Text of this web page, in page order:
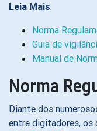
Leia Mais:
Norma
Guia de
Manual de
Norma
Diante dos
entre digitadores, os